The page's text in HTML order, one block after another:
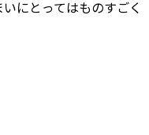
にとってはものすごく